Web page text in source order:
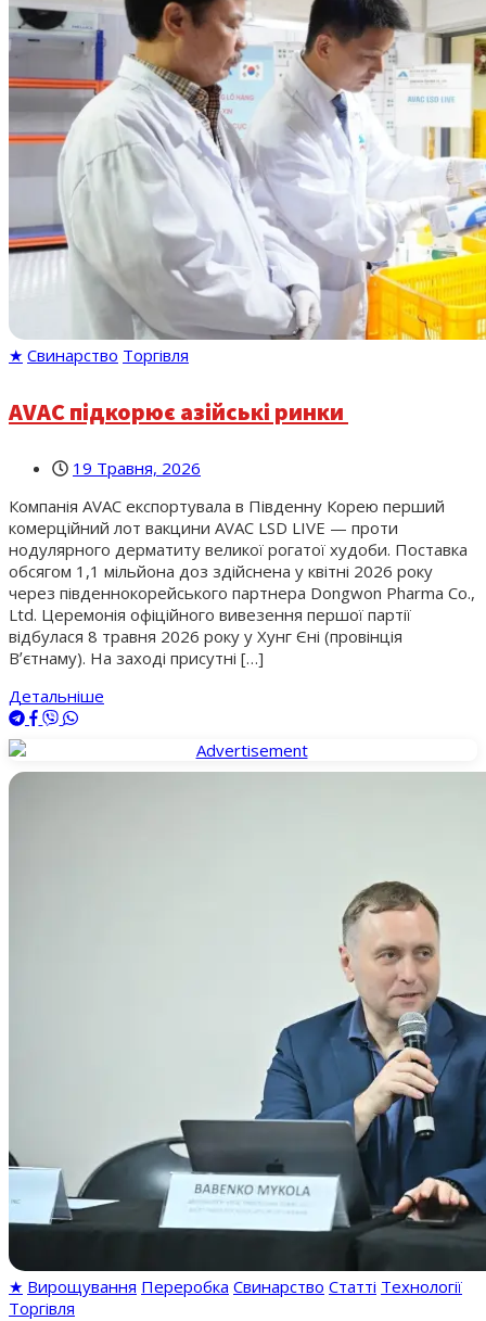
★ Свинарство Торгівля
AVAC підкорює азійські ринки
19 Травня, 2026
Компанія AVAC експортувала в Південну Корею перший
комерційний лот вакцини AVAC LSD LIVE — проти
нодулярного дерматиту великої рогатої худоби. Поставка
обсягом 1,1 мільйона доз здійснена у квітні 2026 року
через південнокорейського партнера Dongwon Pharma Co.,
Ltd. Церемонія офіційного вивезення першої партії
відбулася 8 травня 2026 року у Хунг Єні (провінція
Вʼєтнаму). На заході присутні […]
Детальніше
★ Вирощування Переробка Свинарство Статті Технології
Торгівля